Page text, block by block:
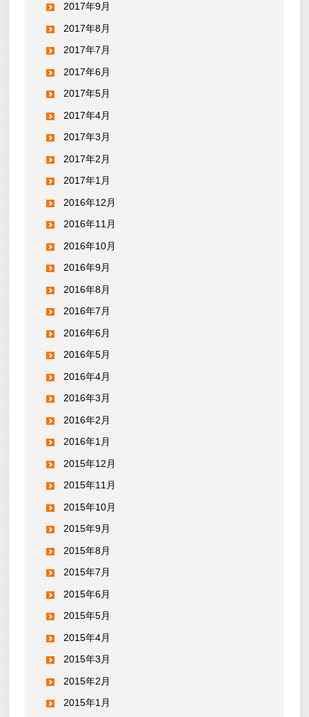
2017年9月
2017年8月
2017年7月
2017年6月
2017年5月
2017年4月
2017年3月
2017年2月
2017年1月
2016年12月
2016年11月
2016年10月
2016年9月
2016年8月
2016年7月
2016年6月
2016年5月
2016年4月
2016年3月
2016年2月
2016年1月
2015年12月
2015年11月
2015年10月
2015年9月
2015年8月
2015年7月
2015年6月
2015年5月
2015年4月
2015年3月
2015年2月
2015年1月